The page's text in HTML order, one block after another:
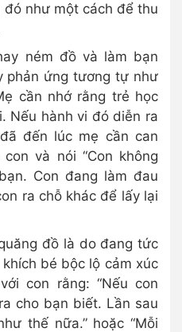
như một cách để thu
ném đồ và làm bạn
phản ứng tương tự như
cần nhớ rằng trẻ học
Nếu hành vi đó diễn ra
đến lúc mẹ cần can
và nói “Con không
Con đang làm đau
ra chỗ khác để lấy lại
đồ là do đang tức
bé bộc lộ cảm xúc
con rằng: “Nếu con
cho bạn biết. Lần sau
thế nữa.” hoặc “Mỗi